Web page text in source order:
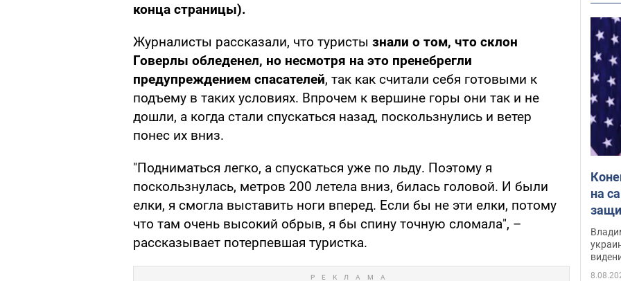
конца страницы).
Журналисты рассказали, что туристы знали о том, что склон
Говерлы обледенел, но несмотря на это пренебрегли
предупреждением спасателей, так как считали себя готовыми к
подъему в таких условиях. Впрочем к вершине горы они так и не
дошли, а когда стали спускаться назад, поскользнулись и ветер
понес их вниз.
"Подниматься легко, а спускаться уже по льду. Поэтому я
поскользнулась, метров 200 летела вниз, билась головой. И были
елки, я смогла выставить ноги вперед. Если бы не эти елки, потому
что там очень высокий обрыв, я бы спину точную сломала", –
рассказывает потерпевшая туристка.
на